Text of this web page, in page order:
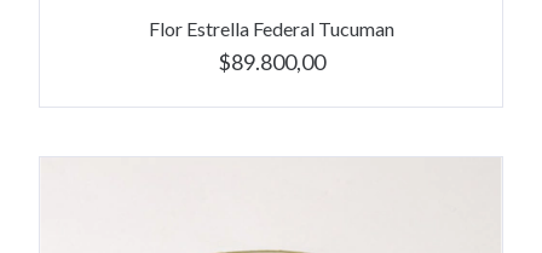
Flor Estrella Federal Tucuman
$89.800,00